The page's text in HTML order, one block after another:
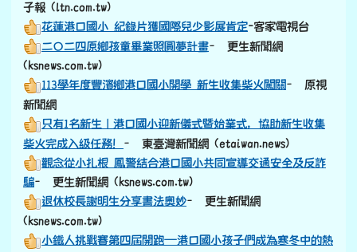
子報 (ltn.com.tw)
花蓮港口國小 紀錄片獲國際兒少影展肯定-客家電視台
二〇二四原鄉孩童畢業照圓夢計畫– 更生新聞網
(ksnews.com.tw)
113學年度豐濱鄉港口國小開學 新生收集柴火闖關– 原視
新聞網
只有1名新生｜港口國小迎新儀式暨始業式，協助新生收集
柴火完成入級任務！ – 東臺灣新聞網 (etaiwan.news)
觀念從小扎根 鳳警結合港口國小共同宣導交通安全及反詐
騙– 更生新聞網 (ksnews.com.tw)
退休校長謝明生分享書法奧妙– 更生新聞網
(ksnews.com.tw)
小鐵人挑戰賽第四屆開跑—港口國小孩子們成為寒冬中的熱